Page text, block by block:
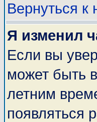
Вернуться к
Я изменил
Если вы
может быть
летним
появляться